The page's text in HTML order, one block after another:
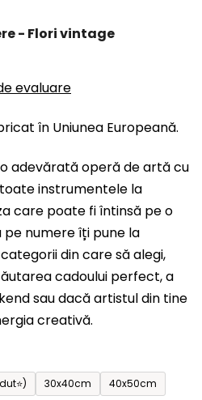
în Uniunea Europeană.
adevărată operă de artă cu
instrumentele la
care poate fi întinsă pe o
numere îți pune la
din care să alegi,
cadoului perfect, a
sau dacă artistul din tine
creativă.
30x40cm
40x50cm
- Flori vintage
evaluare